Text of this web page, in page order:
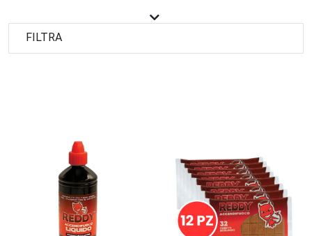
per chi desidera un'accensione rapida, sicura e senza
stress di camini, stufe e barbecue. Realizzati con
Accensione istantanea:
I nostri accendifuoco si
attivano rapidamente, permettendoti di goderti il calore
del fuoco in pochi istanti.
FILTRA